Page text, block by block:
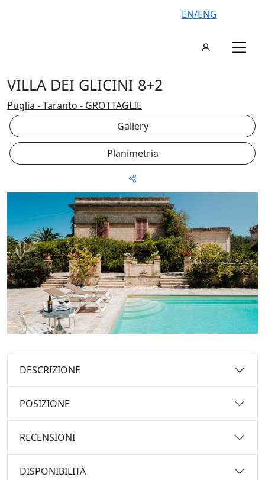
EN/ENG
VILLA DEI GLICINI 8+2
Puglia - Taranto - GROTTAGLIE
Gallery
Planimetria
DESCRIZIONE
POSIZIONE
RECENSIONI
DISPONIBILITÀ